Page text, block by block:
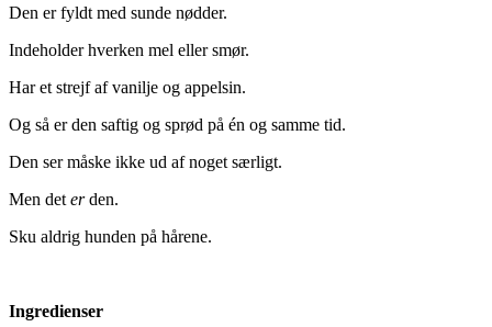
Den er fyldt med sunde nødder.
Indeholder hverken mel eller smør.
Har et strejf af vanilje og appelsin.
Og så er den saftig og sprød på én og samme tid.
Den ser måske ikke ud af noget særligt.
Men det erden.
Sku aldrig hunden på hårene.
Ingredienser